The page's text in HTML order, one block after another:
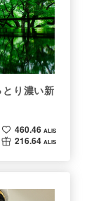
り濃い新
460.46 ALIS
216.64 ALIS